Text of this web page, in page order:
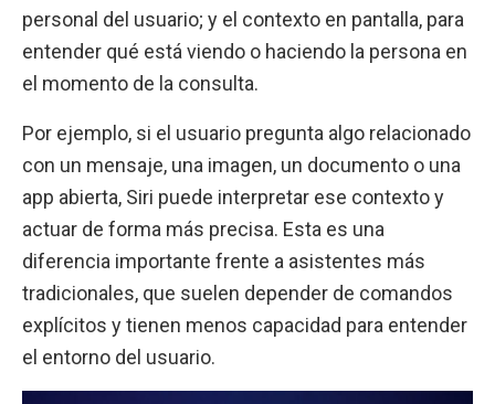
personal del usuario; y el contexto en pantalla, para
entender qué está viendo o haciendo la persona en
el momento de la consulta.
Por ejemplo, si el usuario pregunta algo relacionado
con un mensaje, una imagen, un documento o una
app abierta, Siri puede interpretar ese contexto y
actuar de forma más precisa. Esta es una
diferencia importante frente a asistentes más
tradicionales, que suelen depender de comandos
explícitos y tienen menos capacidad para entender
el entorno del usuario.